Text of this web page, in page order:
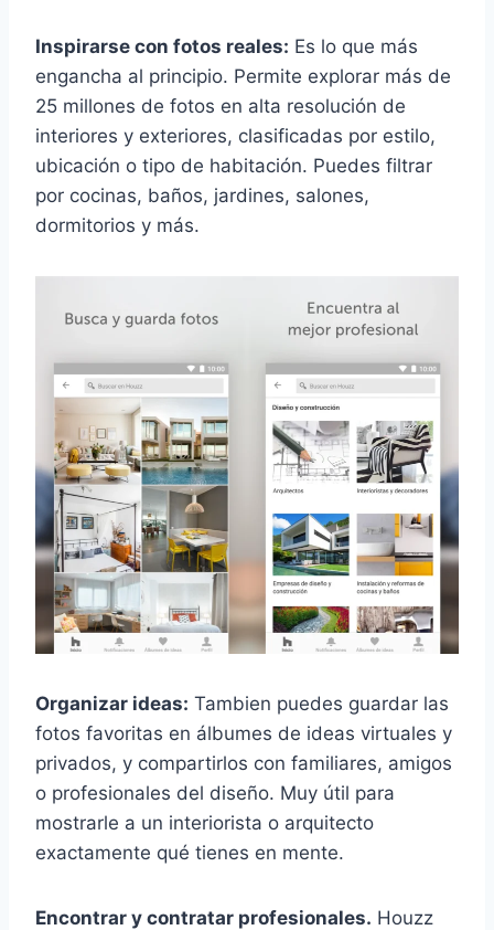
Inspirarse con fotos reales: Es lo que más
engancha al principio. Permite explorar más de
25 millones de fotos en alta resolución de
interiores y exteriores, clasificadas por estilo,
ubicación o tipo de habitación. Puedes filtrar
por cocinas, baños, jardines, salones,
dormitorios y más.
Organizar ideas: Tambien puedes guardar las
fotos favoritas en álbumes de ideas virtuales y
privados, y compartirlos con familiares, amigos
o profesionales del diseño. Muy útil para
mostrarle a un interiorista o arquitecto
exactamente qué tienes en mente.
Encontrar y contratar profesionales. Houzz